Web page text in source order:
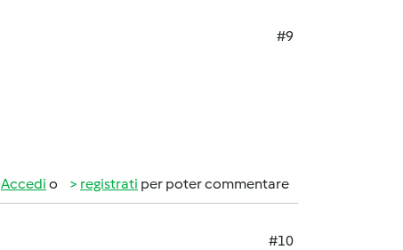
#9
Accedi o registrati per poter commentare
#10